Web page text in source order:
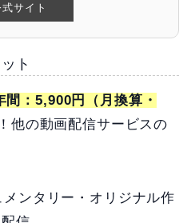
式サイト
ト
間：5,900円（月換算・
他の動画配信サービスの
ンタリー・オリジナル作